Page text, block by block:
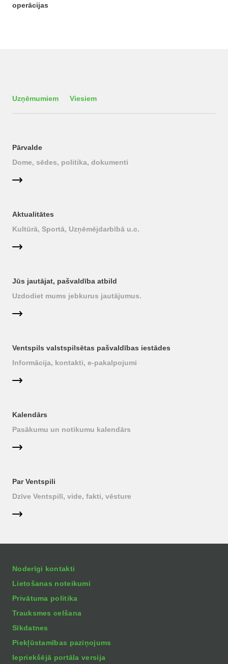
operācijas
Uzņēmumiem Viesiem
Pārvalde
Dome, sēdes, politika, dokumenti
Aktualitātes
Kultūrā, Sportā, Uzņēmējdarbībā u.c.
Jūs jautājat, pašvaldība atbild
Uzdodiet mums jebkurus jautājumus.
Ventspils valstspilsētas pašvaldības iestādes
Informācija, kontakti, e-pakalpojumi
Kalendārs
Pasākumu un notikumu kalendārs
Par Ventspili
Dzīve Ventspilī, vide, fakti, vēsture
Noderīgi kontakti
Lietošanas noteikumi
Privātuma politika
Trauksmes celšana
Sīkdatnes
Piekļūstamības paziņojums
Iepriekšējā portāla versija